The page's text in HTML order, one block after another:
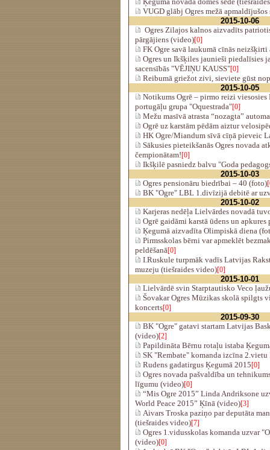
VUGD glābj Ogres mežā
2015-10-06
Ogres Zilajos kalnos aizvadīts
pārgājiens (video)[0]
FK Ogre savā laukumā cīnās
Ogres un Ikšķiles jaunieši piedalīsies
sacensībās "VĒJIŅU KAUSS"[0]
Reibumā griežot zivi, sieviete gūst
2015-10-05
Notikums Ogrē – pirmo reizi viesosies
portugāļu grupa "Oquestrada"[0]
Mežu masīvā atrasta “nozagta”
Ogrē uz karstām pēdām aiztur
HK Ogre/Miandum sīvā cīņā pieveic
Sākusies pieteikšanās Ogres novada
čempionātam![0]
Ikšķilē pasniedz balvu "Goda
2015-10-03
Ogres pensionāru biedrībai – 40 (foto)
BK "Ogre" LBL 1.divīzijā debitē ar
2015-10-02
Karjeras nedēļa Lielvārdes novadā
Ogrē gaidāmi karstā ūdens un apkures
Ķegumā aizvadīta Olimpiskā diena
Pirmsskolas bērni var apmeklēt
peldēšanā[0]
I.Ruskule turpmāk vadīs Latvijas
muzeju (tiešraides video)[0]
2015-10-01
Lielvārdē svin Starptautisko Veco
Šovakar Ogres Mūzikas skolā spilgts
koncerts[0]
2015-09-30
BK "Ogre" gatavi startam Latvijas
(video)[2]
Papildināta Bērnu rotaļu istaba
SK "Rembate" komanda izcīna 2.vietu
Rudens gadatirgus Ķegumā 2015[0]
Ogres novada pašvaldība un
līgumu (video)[0]
“Mis Ogre 2015” Linda Andriksone
World Peace 2015” Ķīnā (video)[3]
Aivars Troska paziņo par deputāta
(tiešraides video)[7]
Ogres 1.vidusskolas komanda uzvar
(video)[0]